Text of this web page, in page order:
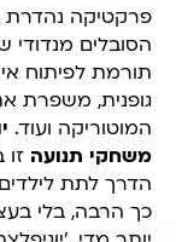
פרקטיקה נהדרת
הסובלים מנדודי
תורמת לפיתוח
גופנית, משפרת
המוטוריקה ועוד.
משחקי תנועה זו
הדרך לתת
כך הרבה, בלי